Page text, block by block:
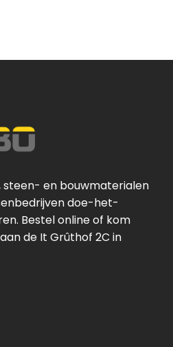
steen- en bouwmaterialen
doe-het-
Bestel online of kom
de It Grûthof 2C in